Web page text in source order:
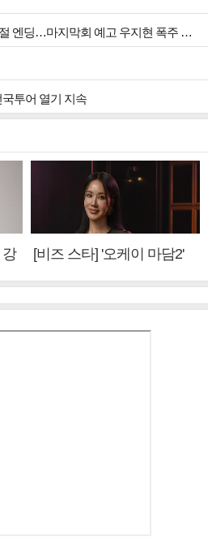
[종합] ‘결혼의 완성’ 남궁민, 기절 엔딩…마지막회 예고 우지현 폭주 결말은?
투어 열기 지속
강
[비즈 스타] '오케이 마담2'